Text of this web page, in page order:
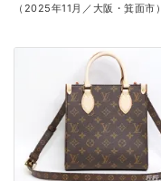
（2025年11月／大阪・箕面市）